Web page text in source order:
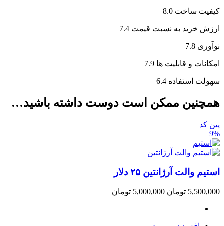
کیفیت ساخت 8.0
ارزش خرید به نسبت قیمت 7.4
نوآوری 7.8
امکانات و قابلیت ها 7.9
سهولت استفاده 6.4
همچنین ممکن است دوست داشته باشید…
پین کد
9%
استیم والت آرژانتین ۲۵ دلار
5,500,000 تومان 5,000,000 تومان